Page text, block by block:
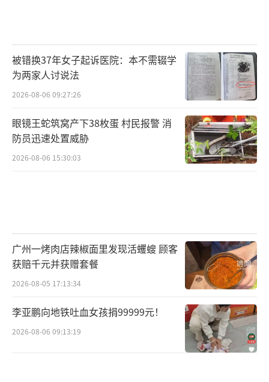
被错换37年女子起诉医院：本不需辍学
为两家人讨说法
2026-08-06 09:27:26
眼镜王蛇筑窝产下38枚蛋 村民报警 消
防员迅速处置威胁
2026-08-06 15:30:03
广州一烤肉店辣椒面里发现活蠼螋 顾客
获赔千元并获赠套餐
2026-08-05 17:13:34
李亚鹏向地铁吐血女孩捐99999元！
2026-08-06 09:13:19